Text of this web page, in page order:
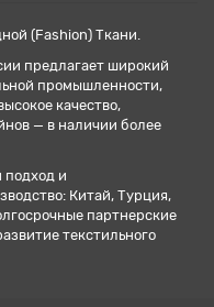
(Fashion) Ткани.
предлагает широкий
промышленности,
качество,
— в наличии более
подход и
Китай, Турция,
партнерские
текстильного